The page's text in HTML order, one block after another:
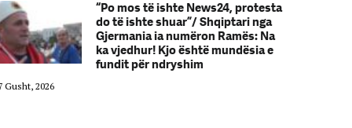
“Po mos të ishte News24, protesta
do të ishte shuar”/ Shqiptari nga
Gjermania ia numëron Ramës: Na
ka vjedhur! Kjo është mundësia e
fundit për ndryshim
Gusht, 2026